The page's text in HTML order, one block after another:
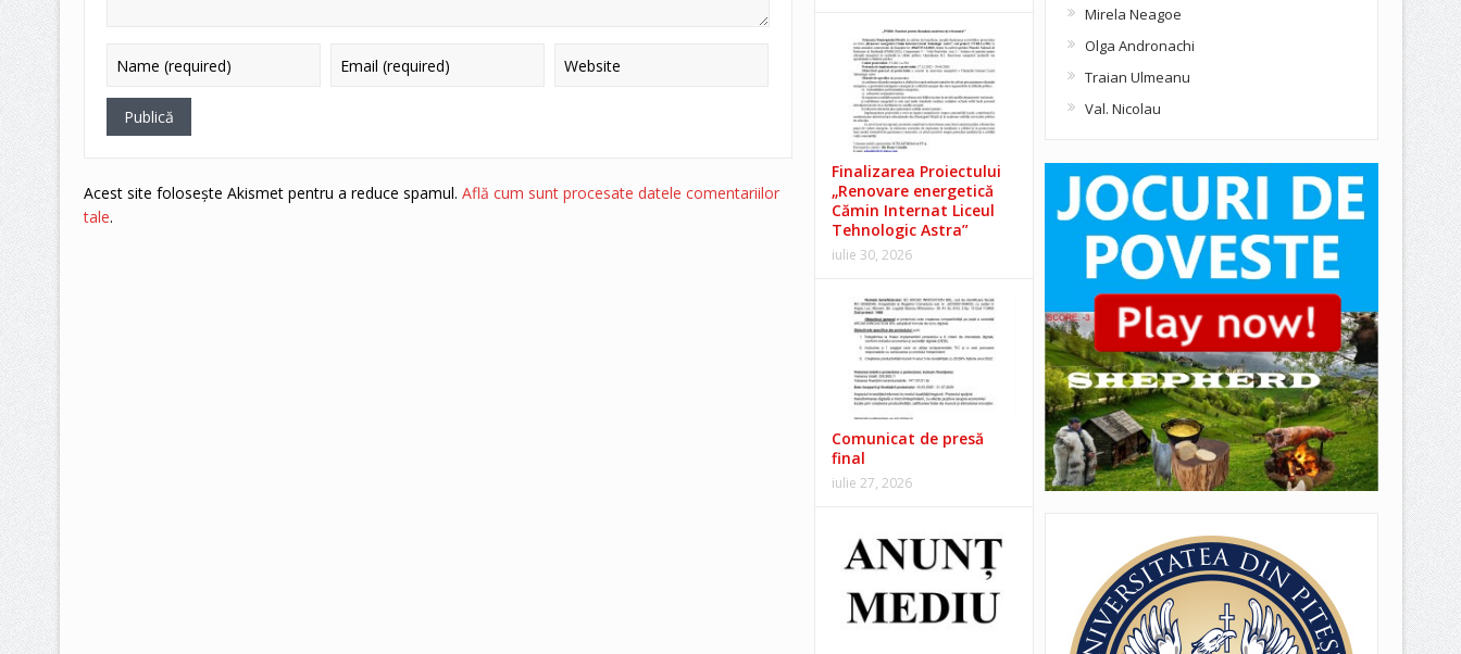
Acest site folosește Akismet pentru a reduce spamul. Află cum sunt procesate datele comentariilor
tale.
Finalizarea Proiectului
„Renovare energetică
Cămin Internat Liceul
Tehnologic Astra”
iulie 30, 2026
Comunicat de presă
final
iulie 27, 2026
Mirela Neagoe
Olga Andronachi
Traian Ulmeanu
Val. Nicolau